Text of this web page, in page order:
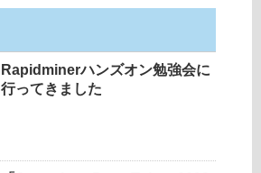
Rapidminerハンズオン勉強会に
行ってきました